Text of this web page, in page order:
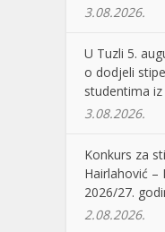
3.08.2026.
U Tuzli 5.
o dodjeli
studentima
3.08.2026.
Konkurs za
Hairlahović –
2026/27.
2.08.2026.